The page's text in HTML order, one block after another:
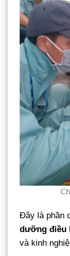
Đây là phần
dưỡng điều
và kinh